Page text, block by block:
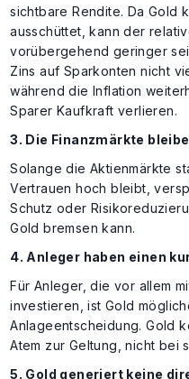
sichtbare Rendite. Da Gold
ausschüttet, kann der
vorübergehend geringer
Zins auf Sparkonten nicht
während die Inflation
Sparer Kaufkraft verlieren.
3. Die Finanzmärkte
Solange die Aktienmärkte
Vertrauen hoch bleibt,
Schutz oder
Gold bremsen kann.
4. Anleger haben einen
Für Anleger, die vor allem
investieren, ist Gold
Anlageentscheidung. Gold
Atem zur Geltung, nicht bei
5. Gold generiert keine